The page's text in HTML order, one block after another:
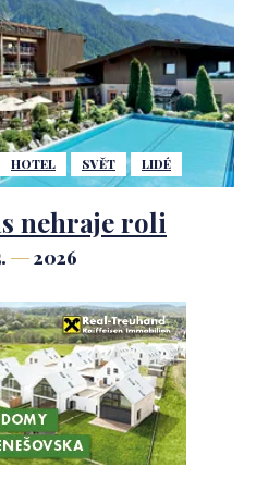
HOTEL SVĚT LIDÉ
nehraje roli
2026